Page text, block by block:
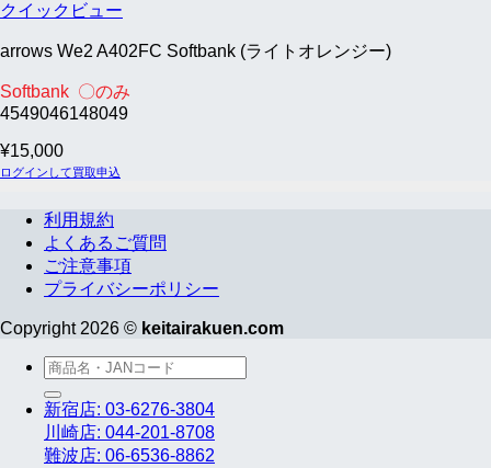
クイックビュー
arrows We2 A402FC Softbank (ライトオレンジー)
Softbank 〇のみ
4549046148049
¥15,000
ログインして買取申込
利用規約
よくあるご質問
ご注意事項
プライバシーポリシー
Copyright 2026 © keitairakuen.com
検
索
対
象:
新宿店: 03-6276-3804
川崎店: 044-201-8708
難波店: 06-6536-8862